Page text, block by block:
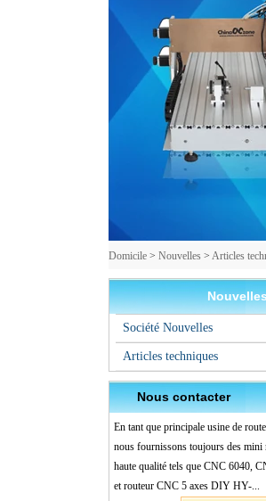
Domicile > Nouvelles > Articles
Société Nouvelles
Articles techniques
Nous contacter
En tant que principale usine de
nous fournissons toujours des mini
haute qualité tels que CNC 6040,
et routeur CNC 5 axes DIY HY-...